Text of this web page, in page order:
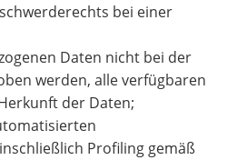
bei einer
Daten nicht bei der
werden, alle verfügbaren
der Daten;
Profiling gemäß